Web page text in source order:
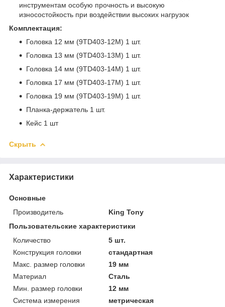
инструментам особую прочность и высокую
износостойкость при воздействии высоких нагрузок
Комплектация:
Головка 12 мм (9TD403-12M) 1 шт.
Головка 13 мм (9TD403-13M) 1 шт.
Головка 14 мм (9TD403-14M) 1 шт.
Головка 17 мм (9TD403-17M) 1 шт.
Головка 19 мм (9TD403-19M) 1 шт.
Планка-держатель 1 шт.
Кейс 1 шт
Скрыть
Характеристики
Основные
Производитель
King Tony
Пользовательские характеристики
Количество
5 шт.
Конструкция головки
стандартная
Макс. размер головки
19 мм
Материал
Сталь
Мин. размер головки
12 мм
Система измерения
метрическая